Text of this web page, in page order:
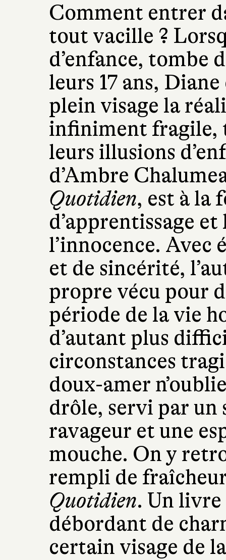
Comment entrer
tout vacille ?
d’enfance, tombe
leurs 17 ans,
plein visage la
infiniment fragile,
leurs illusions
d’Ambre
Quotidien, est à la
d’apprentissage
l’innocence. Avec
et de sincérité,
propre vécu pour
période de la vie
d’autant plus
circonstances
doux-amer
drôle, servi par un
ravageur et une
mouche. On y
rempli de
Quotidien. Un
débordant de
certain visage de